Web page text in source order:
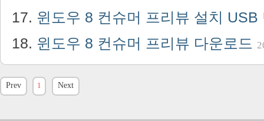
윈도우 8 컨슈머 프리뷰 설치
윈도우 8 컨슈머 프리뷰 다운로드
Prev 1 Next